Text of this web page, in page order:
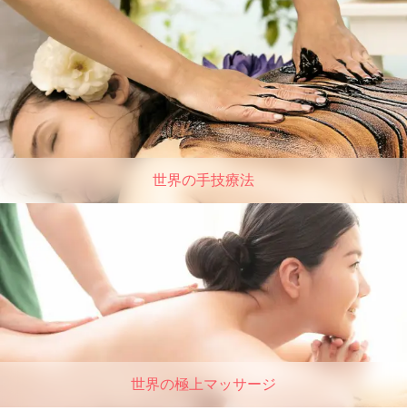
世界の手技療法
世界の極上マッサージ